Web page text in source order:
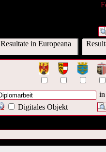
Resultate in Europeana
in
Digitales Objekt